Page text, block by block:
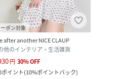
ポン対象
after another NICE CLAUP
他のインテリア・生活雑貨
円 30%OFF
ポイント(10%ポイントバック)